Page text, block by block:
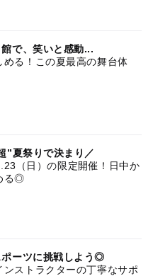
で、笑いと感動...
める！この夏最高の舞台体
”夏祭りで決まり／
（日）の限定開催！日中か
る◎
ポーツに挑戦しよう◎
ストラクターの丁寧なサポ